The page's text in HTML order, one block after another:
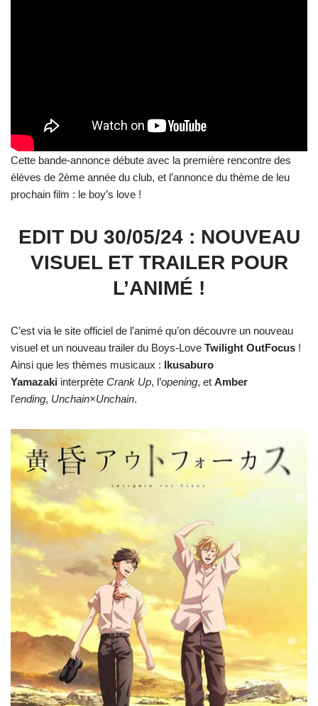
Cette bande-annonce débute avec la première rencontre des
élèves de 2ème année du club, et l’annonce du thème de leu
prochain film : le boy’s love !
EDIT DU 30/05/24 : NOUVEAU
VISUEL ET TRAILER POUR
L’ANIMÉ !
C’est via le site officiel de l’animé qu’on découvre un nouveau
visuel et un nouveau trailer du Boys-Love Twilight OutFocus !
Ainsi que les thèmes musicaux : Ikusaburo
Yamazaki interprète Crank Up, l’opening, et Amber
l’ending, Unchain×Unchain.